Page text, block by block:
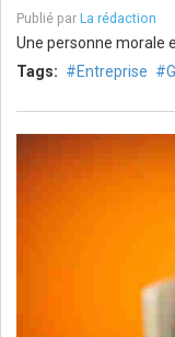
Publié par La rédaction
Une personne morale
Tags:
Entreprise